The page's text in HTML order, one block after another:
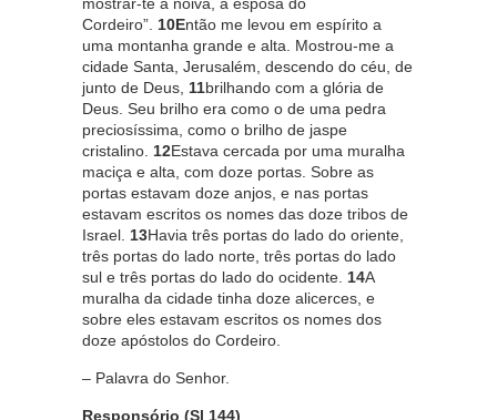
Cordeiro”. 10Então me levou em espírito a
uma montanha grande e alta. Mostrou-me a
cidade Santa, Jerusalém, descendo do céu, de
junto de Deus, 11brilhando com a glória de
Deus. Seu brilho era como o de uma pedra
preciosíssima, como o brilho de jaspe
cristalino. 12Estava cercada por uma muralha
maciça e alta, com doze portas. Sobre as
portas estavam doze anjos, e nas portas
estavam escritos os nomes das doze tribos de
Israel. 13Havia três portas do lado do oriente,
três portas do lado norte, três portas do lado
sul e três portas do lado do ocidente. 14A
muralha da cidade tinha doze alicerces, e
sobre eles estavam escritos os nomes dos
doze apóstolos do Cordeiro.
– Palavra do Senhor.
Responsório (Sl 144)